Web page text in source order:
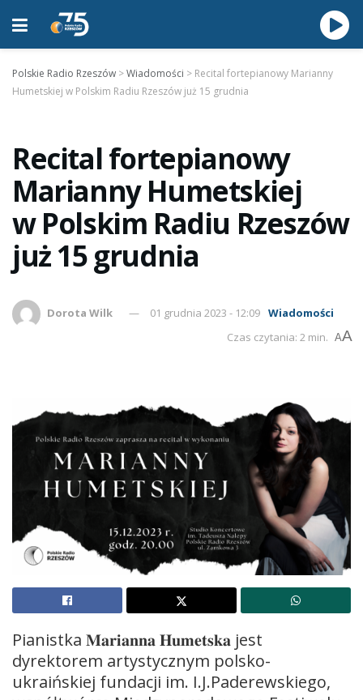
Polskie Radio Rzeszów >Wiadomości > Recital fortepianowy Marianny
Humetskiej w Polskim Radiu Rzeszów już 15 grudnia
Recital fortepianowy
Marianny Humetskiej
w Polskim Radiu Rzeszów
już 15 grudnia
Dorota Wilk 01 grudnia 2023 - 12:09 Wiadomości
Czas czytania: 2 min. AA
Pianistka 𝐌𝐚𝐫𝐢𝐚𝐧𝐧𝐚 𝐇𝐮𝐦𝐞𝐭𝐬𝐤𝐚 jest
dyrektorem artystycznym polsko-
ukraińskiej fundacji im. I.J.Paderewskiego,